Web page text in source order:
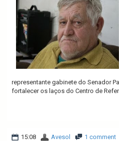
representante gabinete do Senador
fortalecer os laços do Centro de
15:08 Avesol 1 comment